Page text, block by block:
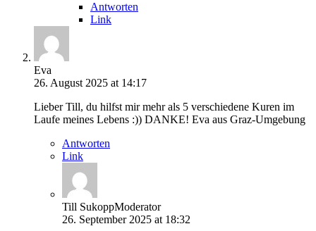
Antworten
Link
Eva
26. August 2025 at 14:17
Lieber Till, du hilfst mir mehr als 5 verschiedene Kuren im
Laufe meines Lebens :)) DANKE! Eva aus Graz-Umgebung
Antworten
Link
Till SukoppModerator
26. September 2025 at 18:32